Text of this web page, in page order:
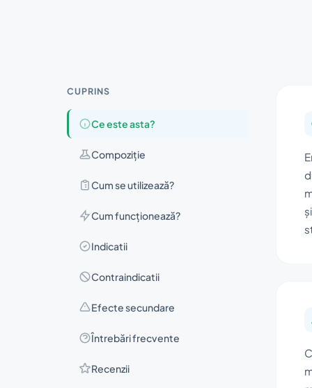
CUPRINS
Ce este asta?
Compoziţie
Cum se utilizează?
Cum funcționează?
Indicatii
Contraindicatii
Efecte secundare
Întrebări frecvente
Recenzii